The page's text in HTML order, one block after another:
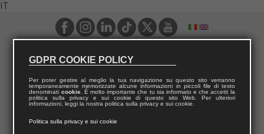
IT
GDPR COOKIE POLICY
Per poter gestire al meglio la tua navigazione su questo sito verranno
temporaneamente memorizzate alcune informazioni in piccoli file di testo
denominati cookie. È molto importante che tu sia informato e che accetti la
politica sulla privacy e sui cookie di questo sito Web. Per ulteriori
informazioni, leggi la nostra politica sulla privacy e sui cookie.
Politica sulla privacy e sui cookie